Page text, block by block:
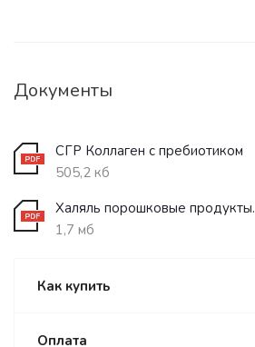
Документы
СГР Коллаген с пребиотиком
505,2 кб
Халяль порошковые продукты.
1,7 мб
Как купить
Оплата